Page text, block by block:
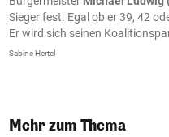
Sieger fest. Egal ob er 39, 42
Er wird sich seinen
Sabine Hertel
Mehr zum Thema